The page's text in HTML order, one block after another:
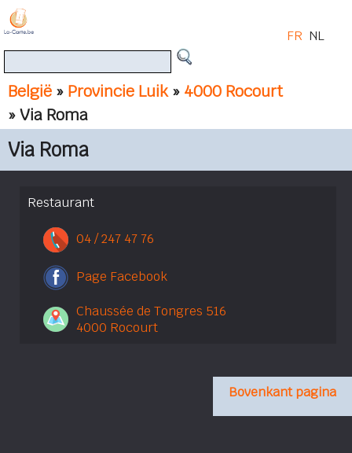
België » Provincie Luik» 4000 Rocourt
» Via Roma
FR NL
Via Roma
Restaurant
04 / 247 47 76
Page Facebook
Chaussée de Tongres 516
4000 Rocourt
Bovenkant pagina